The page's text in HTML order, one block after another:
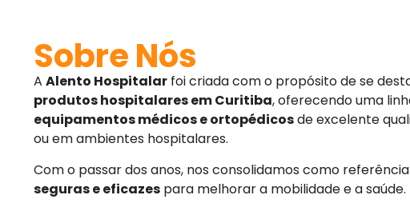
Sobre Nós
A Alento Hospitalar foi criada com o propósito de se
produtos hospitalares em Curitiba, oferecendo uma
equipamentos médicos e ortopédicosde excelente
ou em ambientes hospitalares.
Com o passar dos anos, nos consolidamos como
seguras e eficazes para melhorar a mobilidade e a saúde.